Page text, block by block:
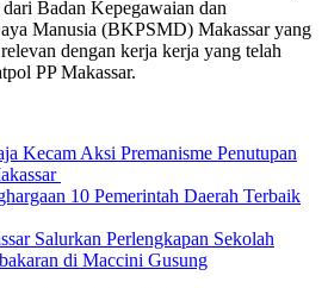
Badan Kepegawaian dan
Manusia (BKPSMD) Makassar yang
dengan kerja kerja yang telah
PP Makassar.
Kecam Aksi Premanisme Penutupan
10 Pemerintah Daerah Terbaik
Salurkan Perlengkapan Sekolah
di Maccini Gusung